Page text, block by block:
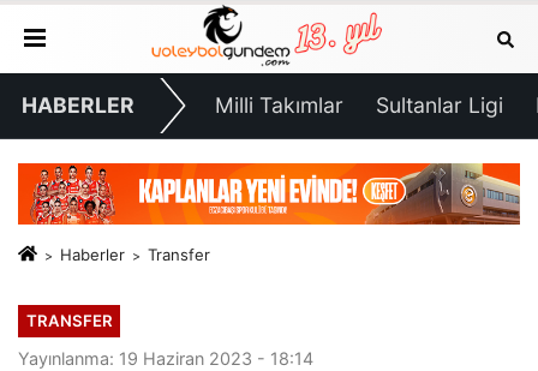
HABERLER Milli Takımlar Sultanlar Ligi
Haberler Transfer
TRANSFER
Yayınlanma: 19 Haziran 2023 - 18:14